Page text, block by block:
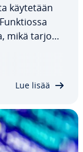
käytetään
mikä tarjoaa
Lue lisää